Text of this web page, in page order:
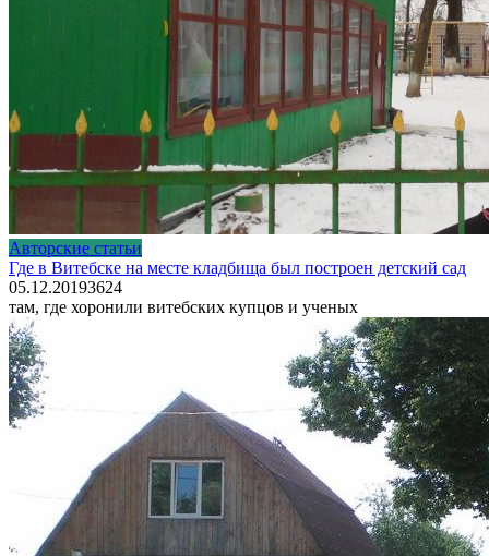
Авторские статьи
Где в Витебске на месте кладбища был построен детский сад
05.12.20193624
там, где хоронили витебских купцов и ученых